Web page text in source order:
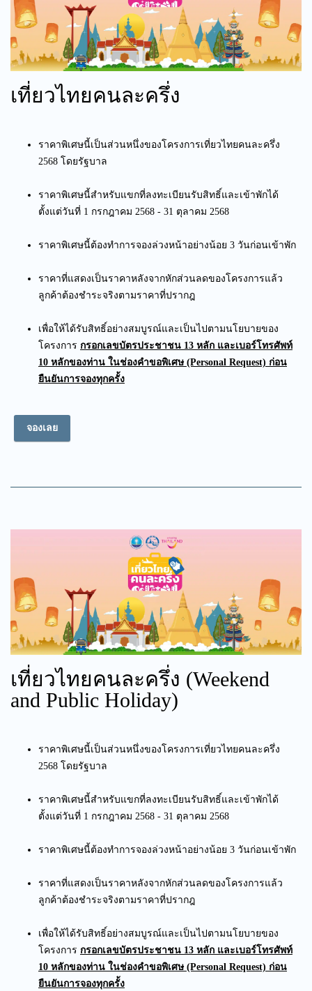
เที่ยวไทยคนละครึ่ง
ราคาพิเศษนี้เป็นส่วนหนึ่งของโครงการเที่ยวไทยคนละครึ่ง
2568 โดยรัฐบาล
ราคาพิเศษนี้สำหรับแขกที่ลงทะเบียนรับสิทธิ์และเข้าพักได้
ตั้งแต่วันที่ 1 กรกฎาคม 2568 - 31 ตุลาคม 2568
ราคาพิเศษนี้ต้องทำการจองล่วงหน้าอย่างน้อย 3 วันก่อนเข้าพัก
ราคาที่แสดงเป็นราคาหลังจากหักส่วนลดของโครงการแล้ว
ลูกค้าต้องชำระจริงตามราคาที่ปรากฎ
เพื่อให้ได้รับสิทธิ์อย่างสมบูรณ์และเป็นไปตามนโยบายของ
โครงการ กรอกเลขบัตรประชาชน 13 หลัก และเบอร์โทรศัพท์
10 หลักของท่าน ในช่องคำขอพิเศษ (Personal Request) ก่อน
ยืนยันการจองทุกครั้ง
จองเลย
เที่ยวไทยคนละครึ่ง (Weekend
and Public Holiday)
ราคาพิเศษนี้เป็นส่วนหนึ่งของโครงการเที่ยวไทยคนละครึ่ง
2568 โดยรัฐบาล
ราคาพิเศษนี้สำหรับแขกที่ลงทะเบียนรับสิทธิ์และเข้าพักได้
ตั้งแต่วันที่ 1 กรกฎาคม 2568 - 31 ตุลาคม 2568
ราคาพิเศษนี้ต้องทำการจองล่วงหน้าอย่างน้อย 3 วันก่อนเข้าพัก
ราคาที่แสดงเป็นราคาหลังจากหักส่วนลดของโครงการแล้ว
ลูกค้าต้องชำระจริงตามราคาที่ปรากฎ
เพื่อให้ได้รับสิทธิ์อย่างสมบูรณ์และเป็นไปตามนโยบายของ
โครงการ กรอกเลขบัตรประชาชน 13 หลัก และเบอร์โทรศัพท์
10 หลักของท่าน ในช่องคำขอพิเศษ (Personal Request) ก่อน
ยืนยันการจองทุกครั้ง